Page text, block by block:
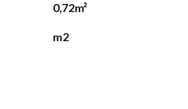
0,72m²
m2